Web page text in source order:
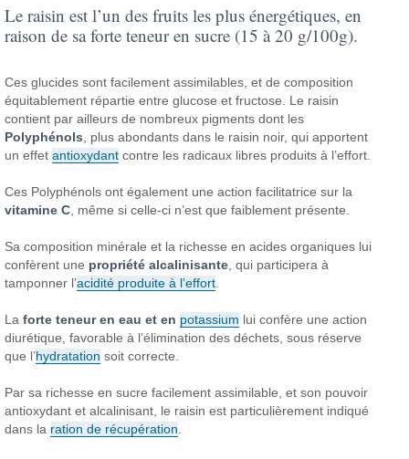
Le raisin est l’un des fruits les plus énergétiques, en
raison de sa forte teneur en sucre (15 à 20 g/100g).
Ces glucides sont facilement assimilables, et de composition
équitablement répartie entre glucose et fructose. Le raisin
contient par ailleurs de nombreux pigments dont les
Polyphénols , plus abondants dans le raisin noir, qui apportent
un effetantioxydant contre les radicaux libres produits à l’effort.
Ces Polyphénols ont également une action facilitatrice sur la
vitamine C , même si celle-ci n’est que faiblement présente.
Sa composition minérale et la richesse en acides organiques lui
confèrent une propriété alcalinisante , qui participera à
tamponner l’acidité produite à l’effort
Laforte teneur en eau et en potassium lui confère une action
diurétique, favorable à l’élimination des déchets, sous réserve
que l’hydratation soit correcte.
Par sa richesse en sucre facilement assimilable, et son pouvoir
antioxydant et alcalinisant, le raisin est particulièrement indiqué
dans la ration de récupération